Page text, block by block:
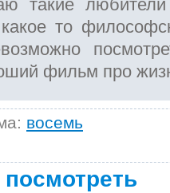
такие
то
фильм про
восемь